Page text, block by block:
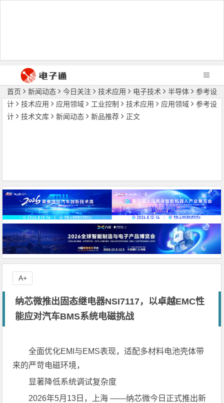
首页 新闻动态 今日关注 技术应用 电子技术 半导体
参考设
计
技术应用 应用领域 工业控制 技术应用 应用领域
参考设
计
技术文库 新闻动态 新品推荐 正文
纳芯微推出固态继电器NSI7117，以卓越EMC性
能应对汽车BMS系统电磁挑战
全面优化EMI与EMS表现，适配多材料电池壳体带
来的严苛电磁环境，
显著降低系统调试复杂度
2026年5月13日，上海 ——纳芯微今日正式推出新
A+